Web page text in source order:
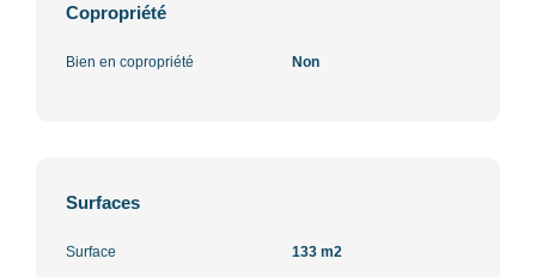
Copropriété
Bien en copropriété Non
Surfaces
Surface 133 m2